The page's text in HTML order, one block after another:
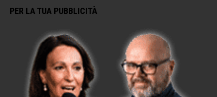
PER LA TUA PUBBLICITÀ